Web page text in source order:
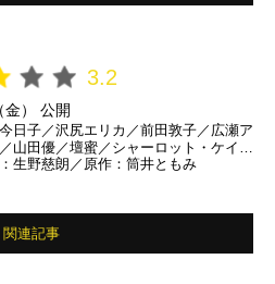
3.2
） 公開
日子／沢尻エリカ／前田敦子／広瀬ア
山田優／壇蜜／シャーロット・ケイ
ォックス／鈴木京香／ユースケ・サン
RANGE)／PANTA(頭脳警察）／眞木蔵
か
生野慈朗／原作：筒井ともみ
関連記事